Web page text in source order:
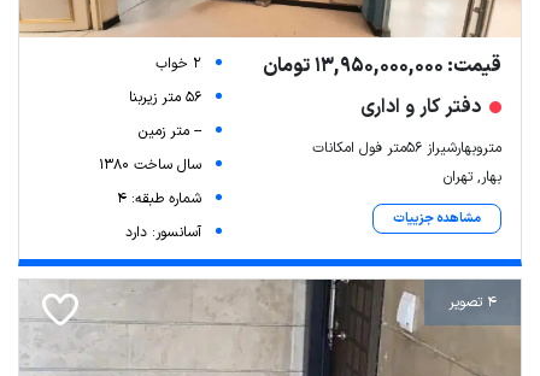
قیمت: 13,950,000,000 تومان
دفتر کار و اداری
متروبهارشیراز 56متر فول امکانات
بهار, تهران
مشاهده جزییات
2 خواب
56 متر زیربنا
-- متر زمین
سال ساخت 1380
شماره طبقه: 4
آسانسور: دارد
4 تصویر